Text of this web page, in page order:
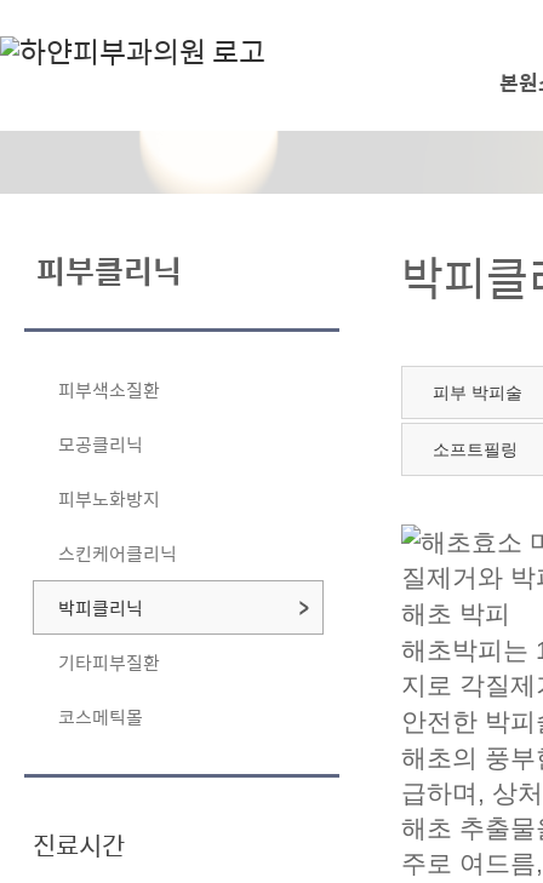
본
피부클리닉
피부색소질환
모공클리닉
피부노화방지
스킨케어클리닉
박피클리닉
기타피부질환
코스메틱몰
진료시간
박피
피부 박피술
소프트필링
해초 박피
해초박피는
지 로 각질
안전한 박
해초의 풍
급하며, 상
해초 추출
주로 여드